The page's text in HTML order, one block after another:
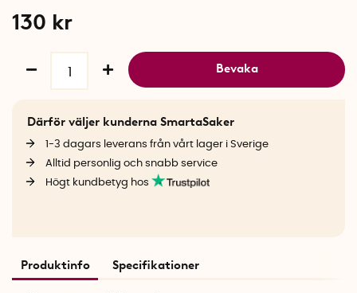
130 kr
Bevaka
Därför väljer kunderna SmartaSaker
1-3 dagars leverans från vårt lager i Sverige
Alltid personlig och snabb service
Högt kundbetyg hos
Produktinfo Specifikationer